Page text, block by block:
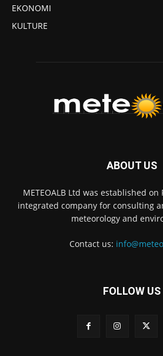
EKONOMI
KULTURE
ABOUT US
METEOALB Ltd was established
integrated company for consulting
meteorology and
Contact us:
FOLLOW US